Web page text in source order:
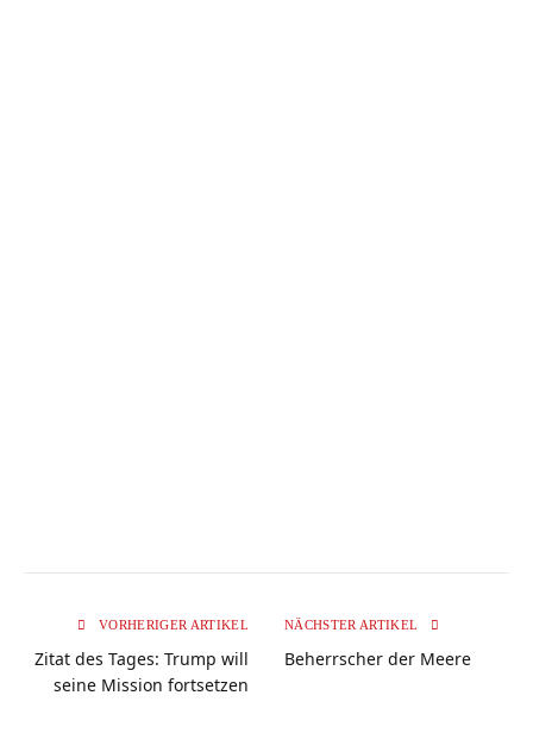
VORHERIGER ARTIKEL
Zitat des Tages: Trump will
seine Mission fortsetzen
NÄCHSTER ARTIKEL
Beherrscher der Meere